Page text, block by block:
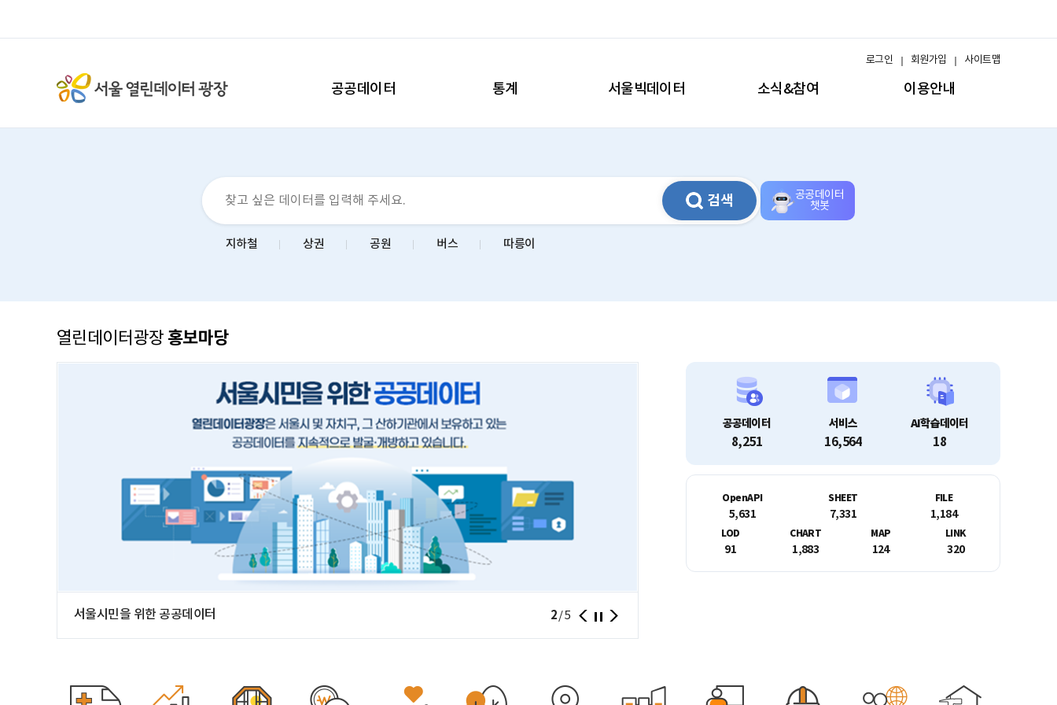
공공데이터 통계 서울빅데이터 소식&참여 이용안내
로그인 회원가입 사이트맵
검색
지하철 상권 공원 버스 따릉이
공공데이터
챗봇
열린데이터광장 홍보마당
서울시민을 위한 공공데이터 2/5
공공데이터
8,251
서비스
16,564
AI학습데이터
18
OpenAPI
5,631
SHEET
7,331
FILE
1,184
LOD
91
CHART
1,883
MAP
124
LINK
320